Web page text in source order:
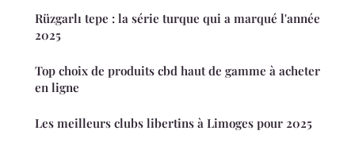
Rüzgarlı tepe : la série turque qui a marqué l'année
2025
Top choix de produits cbd haut de gamme à acheter
en ligne
Les meilleurs clubs libertins à Limoges pour 2025